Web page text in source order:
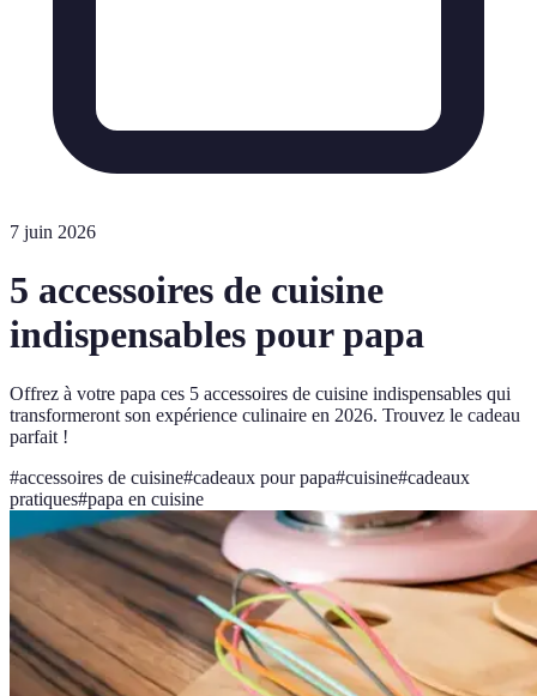
7 juin 2026
5 accessoires de cuisine
indispensables pour papa
Offrez à votre papa ces 5 accessoires de cuisine indispensables qui
transformeront son expérience culinaire en 2026. Trouvez le cadeau
parfait !
#accessoires de cuisine#cadeaux pour papa#cuisine#cadeaux
pratiques#papa en cuisine